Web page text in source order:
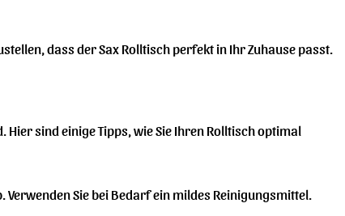
dass der Sax Rolltisch perfekt in Ihr Zuhause passt.
Hier sind einige Tipps, wie Sie Ihren Rolltisch optimal
Sie bei Bedarf ein mildes Reinigungsmittel.